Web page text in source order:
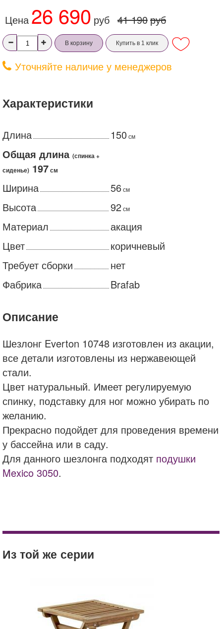
Цена 26 690 руб 41 190руб
В корзину Купить в 1 клик
Уточняйте наличие у менеджеров
Характеристики
Длина 150 см
Общая длина (спинка +
сиденье) 197см
Ширина 56см
Высота 92см
Материал
акация
Цвет
коричневый
Требует сборки
нет
Фабрика
Brafab
Описание
Шезлонг Everton 10748 изготовлен из акации,
все детали изготовлены из нержавеющей
стали.
Цвет натуральный. Имеет регулируемую
спинку, подставку для ног можно убирать по
желанию.
Прекрасно подойдет для проведения времени
у бассейна или в саду.
Для данного шезлонга подходят подушки
Mexico 3050.
купить
Кашпо PILA Color Planter Сине-зеленый
Из той же серии